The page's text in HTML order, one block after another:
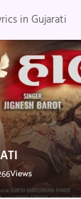
in Gujarati
Views